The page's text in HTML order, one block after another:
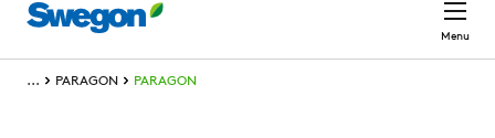
Menu
... PARAGON PARAGON